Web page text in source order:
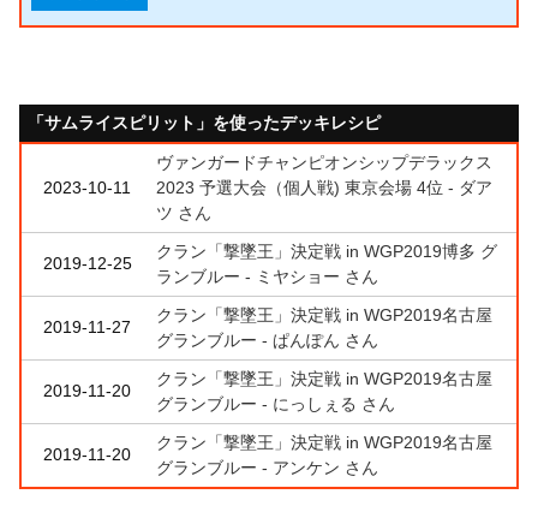
「サムライスピリット」を使ったデッキレシピ
2023-10-11
ヴァンガードチャンピオンシップデラックス
2023 予選大会（個人戦) 東京会場 4位 - ダア
ツ さん
2019-12-25
クラン「撃墜王」決定戦 in WGP2019博多 グ
ランブルー - ミヤショー さん
2019-11-27
クラン「撃墜王」決定戦 in WGP2019名古屋
グランブルー - ぱんぽん さん
2019-11-20
クラン「撃墜王」決定戦 in WGP2019名古屋
グランブルー - にっしぇる さん
2019-11-20
クラン「撃墜王」決定戦 in WGP2019名古屋
グランブルー - アンケン さん